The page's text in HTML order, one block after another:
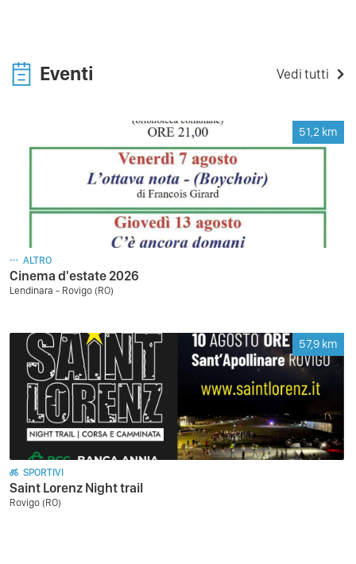
Eventi Vedi tutti
51,2 km
ALTRO
Cinema d'estate 2026
Lendinara - Rovigo (RO)
57,9 km
SPORTIVI
Saint Lorenz Night trail
Rovigo (RO)